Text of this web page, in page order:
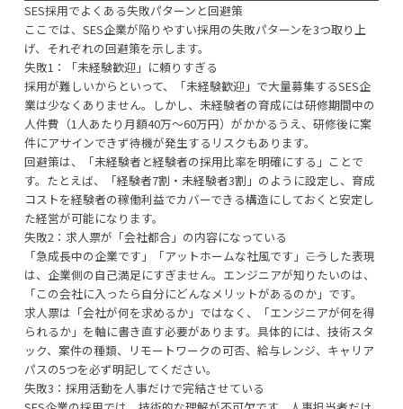
SES採用でよくある失敗パターンと回避策
ここでは、SES企業が陥りやすい採用の失敗パターンを3つ取り上
げ、それぞれの回避策を示します。
失敗1：「未経験歓迎」に頼りすぎる
採用が難しいからといって、「未経験歓迎」で大量募集するSES企
業は少なくありません。しかし、未経験者の育成には研修期間中の
人件費（1人あたり月額40万〜60万円）がかかるうえ、研修後に案
件にアサインできず待機が発生するリスクもあります。
回避策は、「未経験者と経験者の採用比率を明確にする」ことで
す。たとえば、「経験者7割・未経験者3割」のように設定し、育成
コストを経験者の稼働利益でカバーできる構造にしておくと安定し
た経営が可能になります。
失敗2：求人票が「会社都合」の内容になっている
「急成長中の企業です」「アットホームな社風です」――こうした表現
は、企業側の自己満足にすぎません。エンジニアが知りたいのは、
「この会社に入ったら自分にどんなメリットがあるのか」です。
求人票は「会社が何を求めるか」ではなく、「エンジニアが何を得
られるか」を軸に書き直す必要があります。具体的には、技術スタ
ック、案件の種類、リモートワークの可否、給与レンジ、キャリア
パスの5つを必ず明記してください。
失敗3：採用活動を人事だけで完結させている